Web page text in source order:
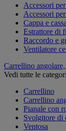
Accessori
Accessori
Cappa e
Estrattore di
Raccordo e
Ventilatore
Carrellino
Vedi tutte le
Carrellino
Carrellino
Pianale con
Svolgitore di
Ventosa